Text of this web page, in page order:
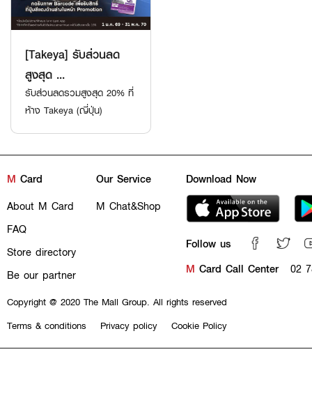
[Takeya] รับส่วนลด
สูงสุด ...
รับส่วนลดรวมสูงสุด 20% ที่
ห้าง Takeya (ญี่ปุ่น)
M Card
About M Card
FAQ
Store directory
Be our partner
Our Service
M Chat&Shop
Download Now
Follow us
M Card Call Center 02
Copyright @ 2020 The Mall Group. All rights reserved
Terms & conditions
Privacy policy Cookie Policy